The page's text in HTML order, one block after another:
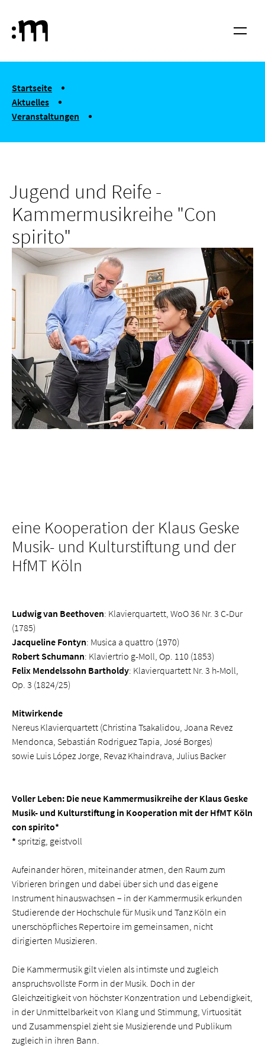
Hochschule für Musik und Tanz Köln Menü
You are here:
Startseite
Aktuelles
Veranstaltungen
Jugend und Reife - Kammermusikreihe "Con spirito"
Jugend und Reife -
Kammermusikreihe "Con
spirito"
eine Kooperation der Klaus Geske
Musik- und Kulturstiftung und der
HfMT Köln
Ludwig van Beethoven: Klavierquartett, WoO 36 Nr. 3 C-Dur
(1785)
Jacqueline Fontyn: Musica a quattro (1970)
Robert Schumann: Klaviertrio g-Moll, Op. 110 (1853)
Felix Mendelssohn Bartholdy: Klavierquartett Nr. 3 h-Moll,
Op. 3 (1824/25)
Mitwirkende
Nereus Klavierquartett (Christina Tsakalidou, Joana Revez
Mendonca, Sebastián Rodriguez Tapia, José Borges)
sowie Luis López Jorge, Revaz Khaindrava, Julius Backer
Voller Leben: Die neue Kammermusikreihe der Klaus Geske
Musik- und Kulturstiftung in Kooperation mit der HfMT Köln
con spirito*
* spritzig, geistvoll
Aufeinander hören, miteinander atmen, den Raum zum
Vibrieren bringen und dabei über sich und das eigene
Instrument hinauswachsen – in der Kammermusik erkunden
Studierende der Hochschule für Musik und Tanz Köln ein
unerschöpfliches Repertoire im gemeinsamen, nicht
dirigierten Musizieren.
Die Kammermusik gilt vielen als intimste und zugleich
anspruchsvollste Form in der Musik. Doch in der
Gleichzeitigkeit von höchster Konzentration und Lebendigkeit,
in der Unmittelbarkeit von Klang und Stimmung, Virtuosität
und Zusammenspiel zieht sie Musizierende und Publikum
zugleich in ihren Bann.